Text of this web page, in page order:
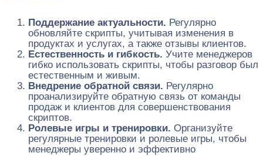
Поддержание актуальности. Регулярно
обновляйте скрипты, учитывая изменения в
продуктах и услугах, а также отзывы клиентов.
Естественность и гибкость. Учите менеджеров
гибко использовать скрипты, чтобы разговор был
естественным и живым.
Внедрение обратной связи. Регулярно
проанализируйте обратную связь от команды
продаж и клиентов для совершенствования
скриптов.
Ролевые игры и тренировки. Организуйте
регулярные тренировки и ролевые игры, чтобы
менеджеры уверенно и эффективно